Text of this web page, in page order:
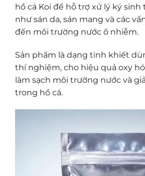
hồ cá Koi để hỗ trợ xử lý ký
như sán da, sán mang và các
đến môi trường nước ô nhiễm.
Sản phẩm là dạng tinh khiết
thí nghiệm, cho hiệu quả oxy
làm sạch môi trường nước và
trong hồ cá.